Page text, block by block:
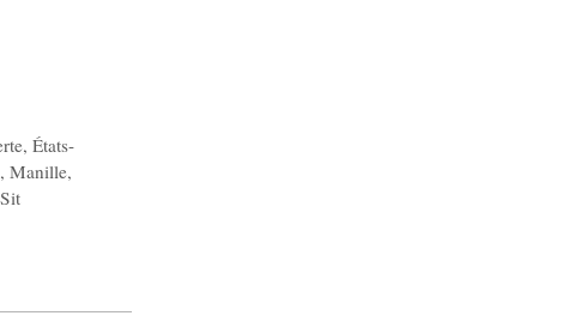
,États-
, Manille,
Sit